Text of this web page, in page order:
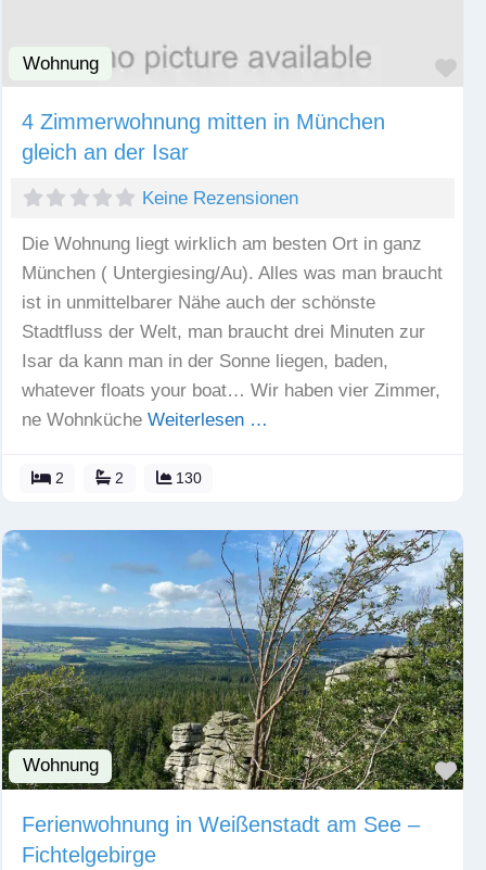
Wohnung
4 Zimmerwohnung mitten in München
gleich an der Isar
Keine Rezensionen
Die Wohnung liegt wirklich am besten Ort in ganz
München ( Untergiesing/Au). Alles was man braucht
ist in unmittelbarer Nähe auch der schönste
Stadtfluss der Welt, man braucht drei Minuten zur
Isar da kann man in der Sonne liegen, baden,
whatever floats your boat… Wir haben vier Zimmer,
ne Wohnküche Weiterlesen …
2 2 130
Wohnung
Ferienwohnung in Weißenstadt am See –
Fichtelgebirge